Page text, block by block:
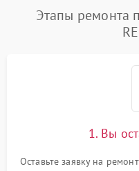
Этапы ремонта
1. Вы
Оставьте заявку на